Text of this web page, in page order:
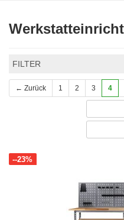
FILTER
← Zurück 1 2 3 4
--23%